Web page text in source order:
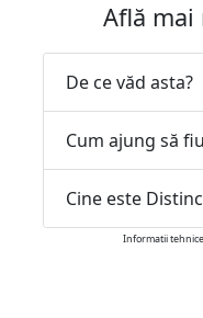
Află
De ce văd asta?
Cum ajung să
Cine este
Informatii